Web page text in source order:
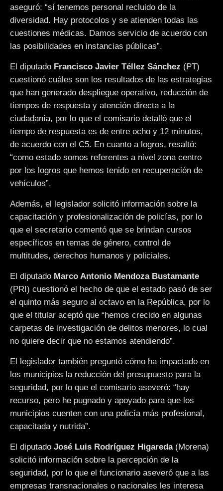
aseguró: “sí tenemos personal recluido de la
diversidad. Hay protocolos y se atienden todas las
cuestiones médicas. Damos servicio de acuerdo con
las posibilidades en instancias públicas”.
El diputado Francisco Javier Téllez Sánchez (PT)
cuestionó cuáles son los resultados de las estrategias
que han generado despliegue operativo, reducción de
tiempos de respuesta y atención directa a la
ciudadanía, por lo que el comisario detalló que el
tiempo de respuesta es de entre ocho y 12 minutos,
de acuerdo con el C5. En cuanto a logros, resaltó:
“como estado somos referentes a nivel zona centro
por los logros que hemos tenido en recuperación de
vehículos”.
Además, el legislador solicitó información sobre la
capacitación y profesionalización de policías, por lo
que el secretario comentó que se brindan cursos
específicos en temas de género, control de
multitudes, derechos humanos y policiales.
El diputado Marco Antonio Mendoza Bustamante
(PRI) cuestionó el hecho de que el estado pasó de ser
el quinto más seguro al octavo en la República, por lo
que el titular aceptó que “hemos crecido en algunas
carpetas de investigación de delitos menores, lo cual
no quiere decir que no estamos atendiendo”.
El legislador también preguntó cómo ha impactado en
los municipios la reducción del presupuesto para la
seguridad, por lo que el comisario aseveró: “hay
recurso, pero he pugnado y apoyado para que los
municipios cuenten con una policía más profesional,
capacitada y nutrida”.
El diputado José Luis Rodríguez Higareda(Morena)
solicitó información sobre la percepción de la
seguridad, por lo que el funcionario aseveró que a las
empresas transnacionales o nacionales les interesa